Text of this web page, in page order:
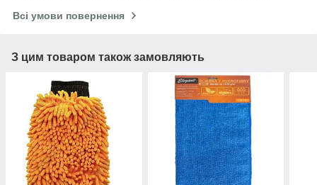
Всі умови повернення
З цим товаром також замовляють